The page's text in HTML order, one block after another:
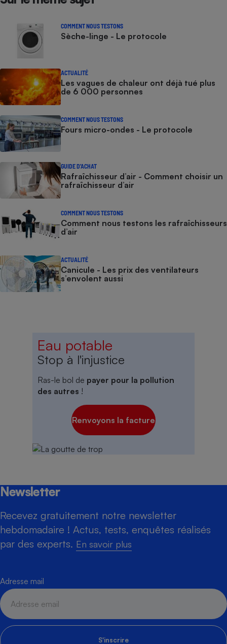
COMMENT NOUS TESTONS
Sèche-linge - Le protocole
ACTUALITÉ
Les vagues de chaleur ont déjà tué plus
de 6 000 personnes
COMMENT NOUS TESTONS
Fours micro-ondes - Le protocole
GUIDE D'ACHAT
Rafraîchisseur d’air - Comment choisir un
rafraîchisseur d’air
COMMENT NOUS TESTONS
Comment nous testons les rafraîchisseurs
d’air
ACTUALITÉ
Canicule - Les prix des ventilateurs
s’envolent aussi
Eau potable
Stop à l'injustice
Ras-le bol de payer pour la pollution
des autres !
Renvoyons la facture
Newsletter
Recevez gratuitement notre newsletter
hebdomadaire ! Actus, tests, enquêtes réalisés
par des experts. En savoir plus
Adresse mail
S'inscrire